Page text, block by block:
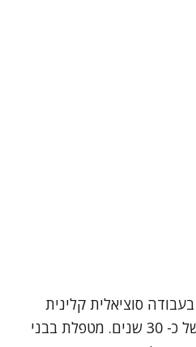
סוציאלית קלינית
ופסיכותרפיסטית עם ניסיון של כ- 30 שנים. מטפלת בבני